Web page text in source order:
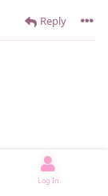
Reply
Log In